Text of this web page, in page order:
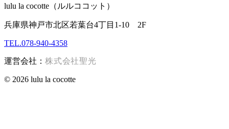
lulu la cocotte（ルルココット）
兵庫県神戸市北区若葉台4丁目1-10 2F
TEL.078-940-4358
運営会社： 株式会社聖光
© 2026 lulu la cocotte